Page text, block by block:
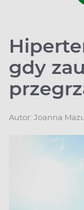
gdy
Autor: Joanna